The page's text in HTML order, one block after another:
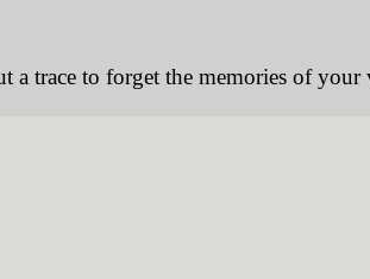
trace to forget the memories of your